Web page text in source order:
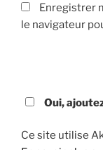
Enregistrer
le navigateur
Oui,
Ce site utilise